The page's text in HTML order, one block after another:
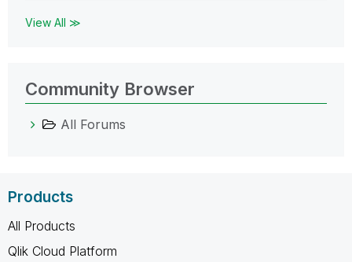
View All ≫
Community Browser
All Forums
Products
All Products
Qlik Cloud Platform